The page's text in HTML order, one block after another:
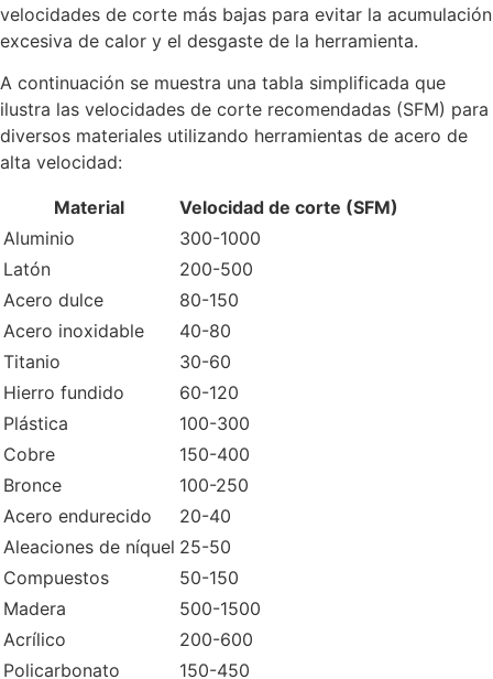
velocidades de corte más bajas para evitar la acumulación
excesiva de calor y el desgaste de la herramienta.
A continuación se muestra una tabla simplificada que
ilustra las velocidades de corte recomendadas (SFM) para
diversos materiales utilizando herramientas de acero de
alta velocidad:
Material
Velocidad de corte (SFM)
Aluminio
300-1000
Latón
200-500
Acero dulce
80-150
Acero inoxidable
40-80
Titanio
30-60
Hierro fundido
60-120
Plástica
100-300
Cobre
150-400
Bronce
100-250
Acero endurecido
20-40
Aleaciones de níquel 25-50
Compuestos
50-150
Madera
500-1500
Acrílico
200-600
Policarbonato
150-450